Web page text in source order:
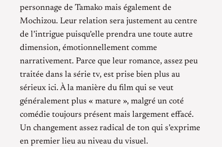
personnage de Tamako mais également de
Mochizou. Leur relation sera justement au centre
de l’intrigue puisqu’elle prendra une toute autre
dimension, émotionnellement comme
narrativement. Parce que leur romance, assez peu
traitée dans la série tv, est prise bien plus au
sérieux ici. À la manière du film qui se veut
généralement plus « mature », malgré un coté
comédie toujours présent mais largement effacé.
Un changement assez radical de ton qui s’exprime
en premier lieu au niveau du visuel.